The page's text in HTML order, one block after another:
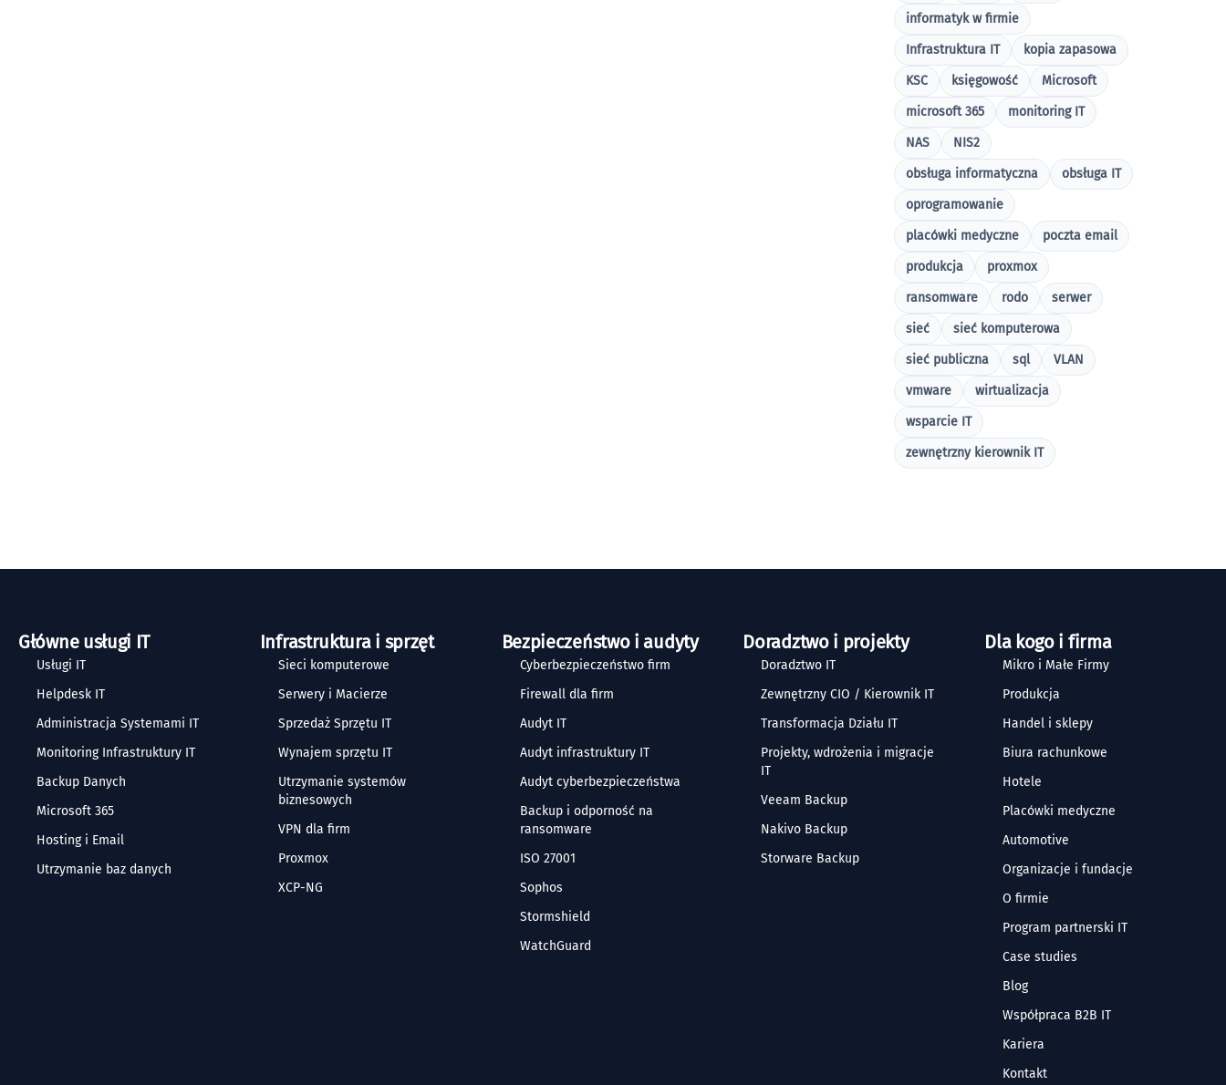
informatyk w firmie
Infrastruktura IT
kopia zapasowa
KSC
księgowość
Microsoft
microsoft 365
monitoring IT
NAS
NIS2
obsługa informatyczna
obsługa IT
oprogramowanie
placówki medyczne
poczta email
produkcja
proxmox
ransomware
rodo
serwer
sieć
sieć komputerowa
sieć publiczna
sql
VLAN
vmware
wirtualizacja
wsparcie IT
zewnętrzny kierownik IT
Główne usługi IT
Usługi IT
Helpdesk IT
Administracja Systemami IT
Monitoring Infrastruktury IT
Backup Danych
Microsoft 365
Hosting i Email
Utrzymanie baz danych
Infrastruktura i sprzęt
Sieci komputerowe
Serwery i Macierze
Sprzedaż Sprzętu IT
Wynajem sprzętu IT
Utrzymanie systemów
biznesowych
VPN dla firm
Proxmox
XCP-NG
Bezpieczeństwo i audyty
Cyberbezpieczeństwo firm
Firewall dla firm
Audyt IT
Audyt infrastruktury IT
Audyt cyberbezpieczeństwa
Backup i odporność na
ransomware
ISO 27001
Sophos
Stormshield
WatchGuard
Doradztwo i projekty
Doradztwo IT
Zewnętrzny CIO / Kierownik IT
Transformacja Działu IT
Projekty, wdrożenia i migracje
IT
Veeam Backup
Nakivo Backup
Storware Backup
Dla kogo i firma
Mikro i Małe Firmy
Produkcja
Handel i sklepy
Biura rachunkowe
Hotele
Placówki medyczne
Automotive
Organizacje i fundacje
O firmie
Program partnerski IT
Case studies
Blog
Współpraca B2B IT
Kariera
Kontakt